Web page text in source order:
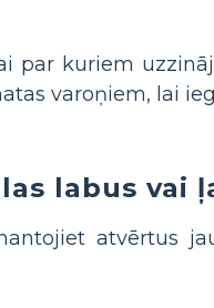
par kuriem
varoņiem, lai
labus vai
atvērtus